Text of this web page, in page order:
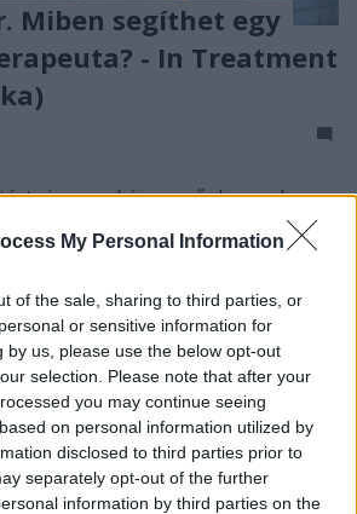
My Personal Information
of the sale, sharing to third parties, or
or sensitive information for
by us, please use the below opt-out
selection. Please note that after your
you may continue seeing
on personal information utilized by
disclosed to third parties prior to
separately opt-out of the further
information by third parties on the
Miben segíthet egy
- In Treatment
vissza a képernyőnkre az In
Pál főszereplésével
az amerikai változat
kritika először a Recorder magazin